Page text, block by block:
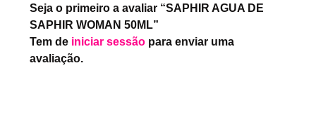
Seja o primeiro a avaliar “SAPHIR AGUA DE
SAPHIR WOMAN 50ML”
Tem de iniciar sessão para enviar uma
avaliação.